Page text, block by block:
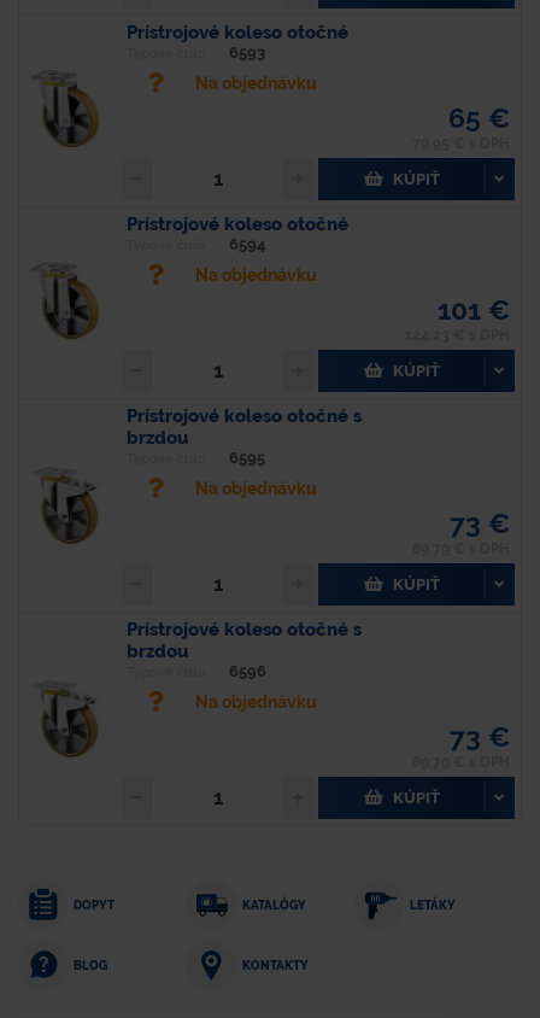
Prístrojové koleso otočné
6593
Na objednávku
65 €
KÚPIŤ
Prístrojové koleso otočné
6594
Na objednávku
101 €
KÚPIŤ
Prístrojové koleso otočné s
brzdou
6595
Na objednávku
73 €
KÚPIŤ
Prístrojové koleso otočné s
brzdou
6596
Na objednávku
73 €
KÚPIŤ
DOPYT KATALÓGY LETÁKY
BLOG KONTAKTY